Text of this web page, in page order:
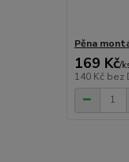
Pěna
169 Kč/
140 Kč bez